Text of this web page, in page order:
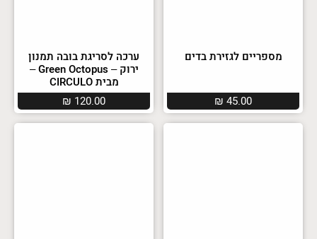
מספריים לגזירת בדים
₪ 45.00
ערכה לסריגת בובה תמנון
ירוק – Green Octopus –
מבית CIRCULO
₪ 120.00